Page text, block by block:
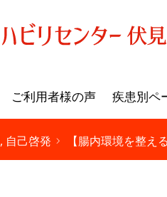
ご利用者様の声 疾患別ペ
自己啓発 【腸内環境を整え